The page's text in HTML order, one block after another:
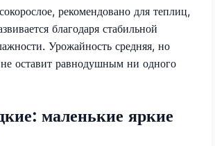
рекомендовано для теплиц,
благодаря стабильной
Урожайность средняя, но
не оставит равнодушным ни одного
маленькие яркие